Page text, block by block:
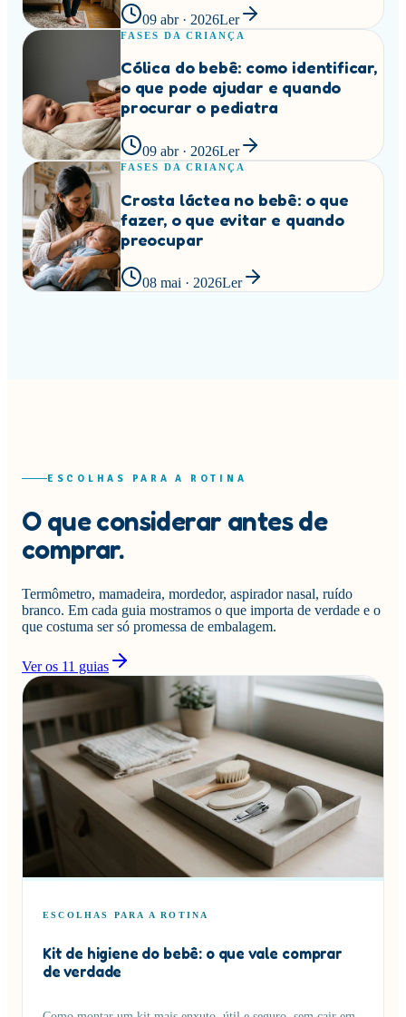
09 abr · 2026Ler
FASES DA CRIANÇA
Cólica do bebê: como identificar,
o que pode ajudar e quando
procurar o pediatra
09 abr · 2026Ler
FASES DA CRIANÇA
Crosta láctea no bebê: o que
fazer, o que evitar e quando
preocupar
08 mai · 2026Ler
ESCOLHAS PARA A ROTINA
O que considerar antes de
comprar.
Termômetro, mamadeira, mordedor, aspirador nasal, ruído
branco. Em cada guia mostramos o que importa de verdade e o
que costuma ser só promessa de embalagem.
Ver os 11 guias
ESCOLHAS PARA A ROTINA
Kit de higiene do bebê: o que vale comprar
de verdade